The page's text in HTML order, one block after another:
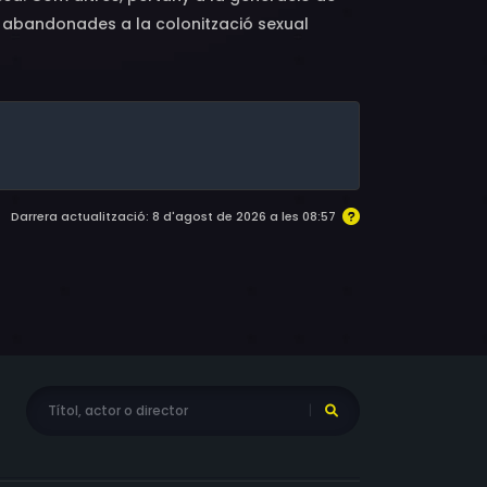
a la colonització sexual
Darrera actualització: 8 d'agost de 2026 a les 08:57